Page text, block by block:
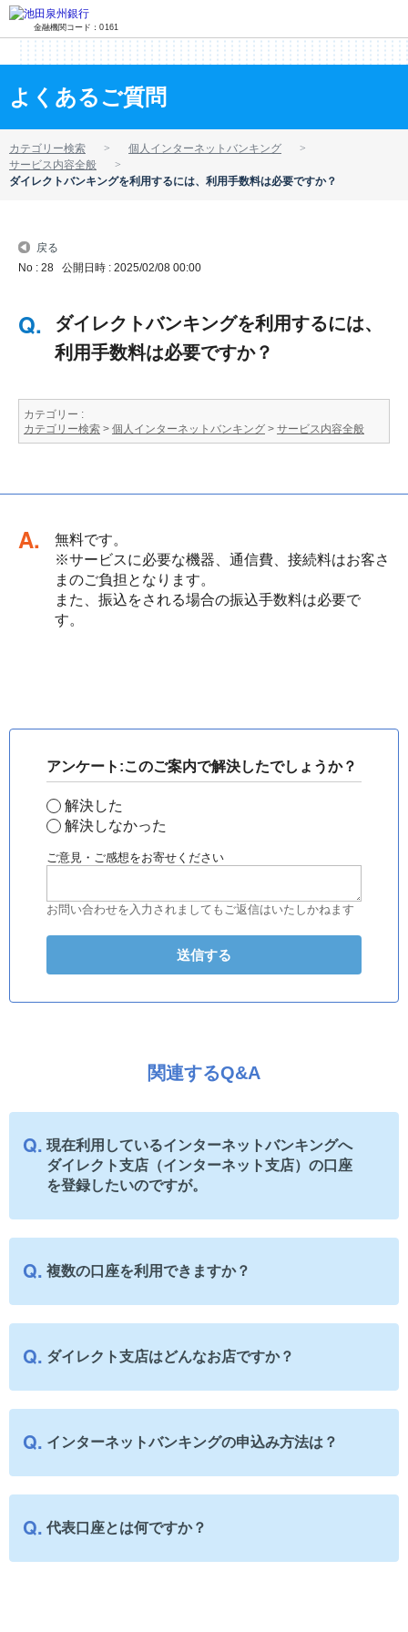
金融機関コード：0161
よくあるご質問
カテゴリー検索
個人インターネットバンキング
サービス内容全般
ダイレクトバンキングを利用するには、利用手数料は必要ですか？
戻る
No : 28 公開日時 : 2025/02/08 00:00
ダイレクトバンキングを利用するには、
利用手数料は必要ですか？
カテゴリー :
カテゴリー検索 > 個人インターネットバンキング > サービス内容全般
回答
無料です。
※サービスに必要な機器、通信費、接続料はお客さ
まのご負担となります。
また、振込をされる場合の振込手数料は必要で
す。
アンケート:このご案内で解決したでしょうか？
解決した
解決しなかった
ご意見・ご感想をお寄せください
お問い合わせを入力されましてもご返信はいたしかねます
関連するQ&A
現在利用しているインターネットバンキングへ
ダイレクト支店（インターネット支店）の口座
を登録したいのですが。
複数の口座を利用できますか？
ダイレクト支店はどんなお店ですか？
インターネットバンキングの申込み方法は？
代表口座とは何ですか？